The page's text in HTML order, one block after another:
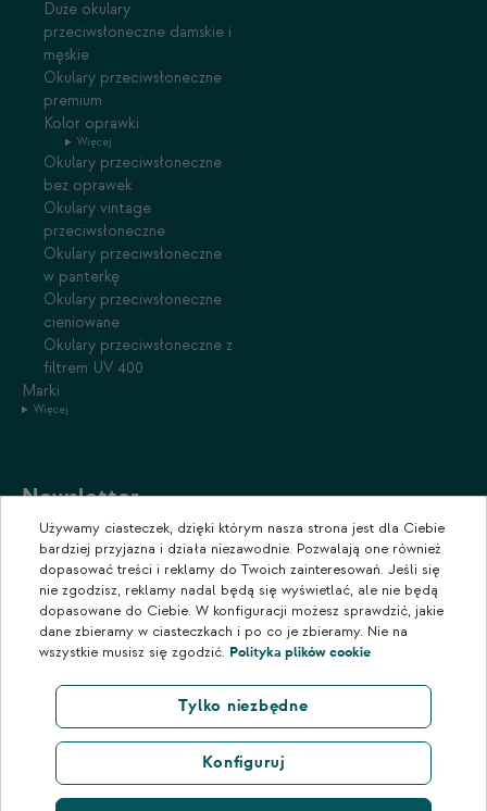
Duże okulary
przeciwsłoneczne damskie i
męskie
Okulary przeciwsłoneczne
premium
Kolor oprawki
Więcej
Okulary przeciwsłoneczne
bez oprawek
Okulary vintage
przeciwsłoneczne
Okulary przeciwsłoneczne
w panterkę
Okulary przeciwsłoneczne
cieniowane
Okulary przeciwsłoneczne z
filtrem UV 400
Marki
Więcej
Newsletter
Zapisz się do naszego newslettera, aby otrzymywać informacje o
promocjach i nowościach w naszym sklepie.
Używamy ciasteczek, dzięki którym nasza strona jest dla Ciebie
bardziej przyjazna i działa niezawodnie. Pozwalają one również
dopasować treści i reklamy do Twoich zainteresowań. Jeśli się
nie zgodzisz, reklamy nadal będą się wyświetlać, ale nie będą
dopasowane do Ciebie. W konfiguracji możesz sprawdzić, jakie
dane zbieramy w ciasteczkach i po co je zbieramy. Nie na
wszystkie musisz się zgodzić. Polityka plików cookie
Tylko niezbędne
Konfiguruj